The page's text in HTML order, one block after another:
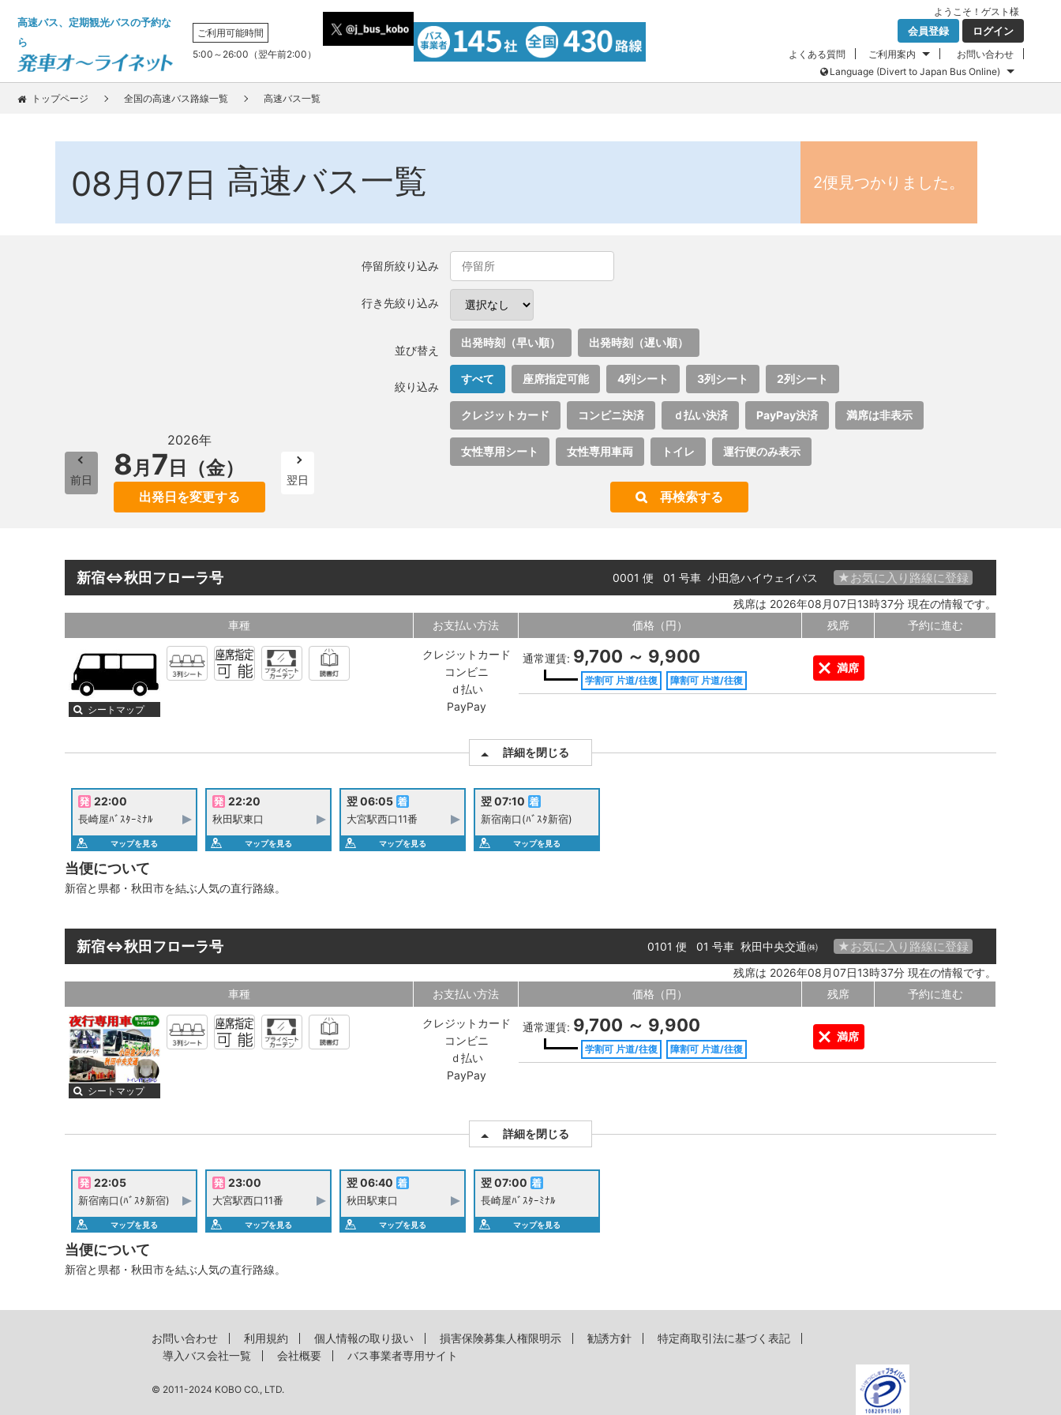
高速バス、定期観光バスの予約な
ら
ご利用可能時間
5:00～26:00（翌午前2:00）
ようこそ！ ゲスト 様
会員登録 ログイン
よくある質問 ご利用案内
お問い合わせ
Language (Divert to Japan Bus Online)
トップページ 全国の高速バス路線一覧 高速バス一覧
08月07日 高速バス一覧 2便見つかりました。
前日
2026年
8月 7 日（金）
出発日を変更する
翌日
停留所絞り込み
行き先絞り込み
並び替え
出発時刻（早い順） 出発時刻（遅い順）
絞り込み
すべて 座席指定可能 4列シート 3列シート 2列シート
クレジットカード コンビニ決済 ｄ払い決済 PayPay決済 満席は非表示
女性専用シート 女性専用車両 トイレ 運行便のみ表示
再検索する
★お気に入り路線に登録
新宿⇔秋田フローラ号 0001 便 01 号車 小田急ハイウェイバス
残席は 2026年08月07日13時37分 現在の情報です。
車種
シートマップ
お支払い方法
クレジットカード
コンビニ
ｄ払い
PayPay
価格（円） 残席 予約に進む
通常運賃: 9,700 ～ 9,900
学割可 片道/往復 障割可 片道/往復
満席
詳細を閉じる
22:00
長崎屋ﾊﾞｽﾀｰﾐﾅﾙ
マップを見る
22:20
秋田駅東口
マップを見る
翌 06:05
大宮駅西口11番
マップを見る
翌 07:10
新宿南口(ﾊﾞｽﾀ新宿)
マップを見る
当便について
新宿と県都・秋田市を結ぶ人気の直行路線。
★お気に入り路線に登録
新宿⇔秋田フローラ号 0101 便 01 号車 秋田中央交通㈱
残席は 2026年08月07日13時37分 現在の情報です。
車種
シートマップ
お支払い方法
クレジットカード
コンビニ
ｄ払い
PayPay
価格（円） 残席 予約に進む
通常運賃: 9,700 ～ 9,900
学割可 片道/往復 障割可 片道/往復
満席
詳細を閉じる
22:05
新宿南口(ﾊﾞｽﾀ新宿)
マップを見る
23:00
大宮駅西口11番
マップを見る
翌 06:40
秋田駅東口
マップを見る
翌 07:00
長崎屋ﾊﾞｽﾀｰﾐﾅﾙ
マップを見る
当便について
新宿と県都・秋田市を結ぶ人気の直行路線。
お問い合わせ 利用規約 個人情報の取り扱い 損害保険募集人権限明示 勧誘方針
特定商取引法に基づく表記
導入バス会社一覧
会社概要 バス事業者専用サイト
© 2011-2024 KOBO CO., LTD.